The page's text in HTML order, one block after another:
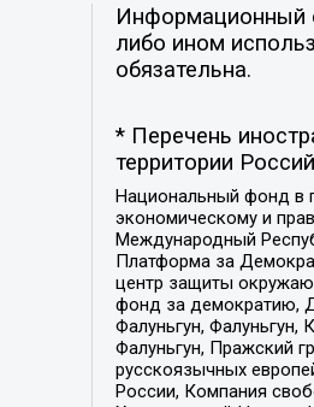
Информационный
либо ином
обязательна.
* Перечень
территории
Национальный фонд в
экономическому и
Международный
Платформа за
центр защиты
фонд за демократию,
Фалуньгун,
Фалуньгун, Пражский
русскоязычных
России, Компания